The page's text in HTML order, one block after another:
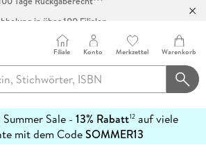
Abholung in über 100 Filialen
Filiale Konto Merkzettel Warenkorb
Sale - 13% Rabatt12 auf viele
mit dem CodeSOMMER13